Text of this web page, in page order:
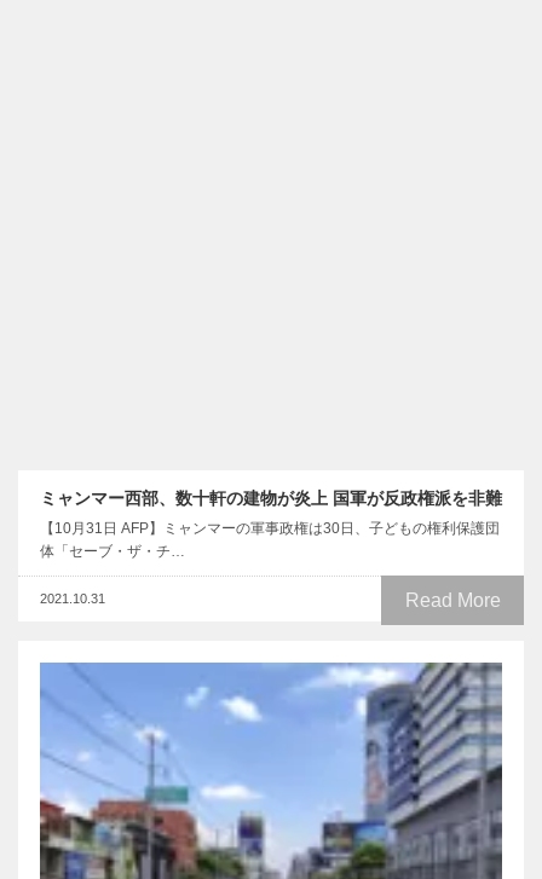
ミャンマー西部、数十軒の建物が炎上 国軍が反政権派を非難
【10月31日 AFP】ミャンマーの軍事政権は30日、子どもの権利保護団
体「セーブ・ザ・チ…
Read More
2021.10.31